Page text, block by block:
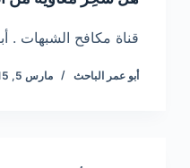
قناة مكافح الشبهات
أبو عمر الباحث مارس 5, 2015